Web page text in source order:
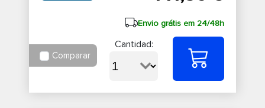
Envio grátis em 24/48h
Comparar
Cantidad: